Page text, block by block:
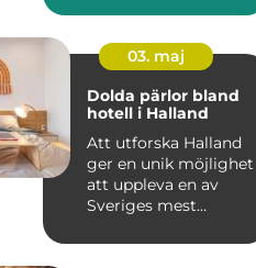
03. maj
Dolda pärlor bland
hotell i Halland
Att utforska Halland
ger en unik möjlighet
att uppleva en av
Sveriges mest
kustomr&ari...